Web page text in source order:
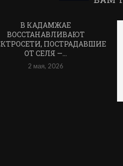
В КАДАМЖАЕ
ВОССТАНАВЛИВАЮТ
ПОСТРАДАВШИЕ
ОТ СЕЛЯ —...
2 мая, 2026